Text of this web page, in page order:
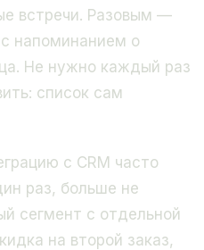
встречи. Разовым —
напоминанием о
Не нужно каждый раз
список сам
с CRM часто
раз, больше не
сегмент с отдельной
на второй заказ,